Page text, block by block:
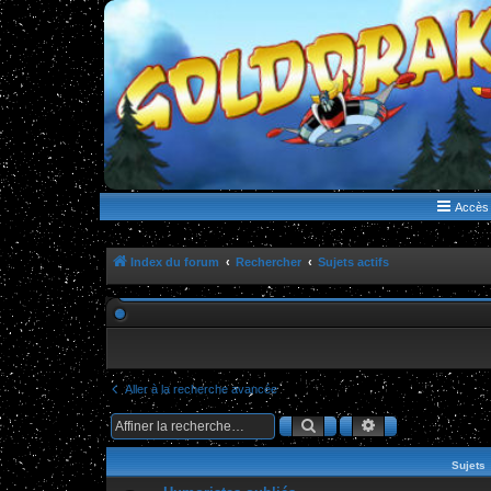
WWW.GOLDORAKGO.COM
le site de la Lune Rouge
Accès
Index du forum Rechercher Sujets actifs
Aller à la recherche avancée
RechercherRecherche
Sujets